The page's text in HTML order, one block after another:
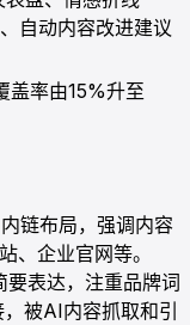
自动内容改进建议
盖率由15%升至
链布局，强调内容
、企业官网等。
要表达，注重品牌词
被AI内容抓取和引